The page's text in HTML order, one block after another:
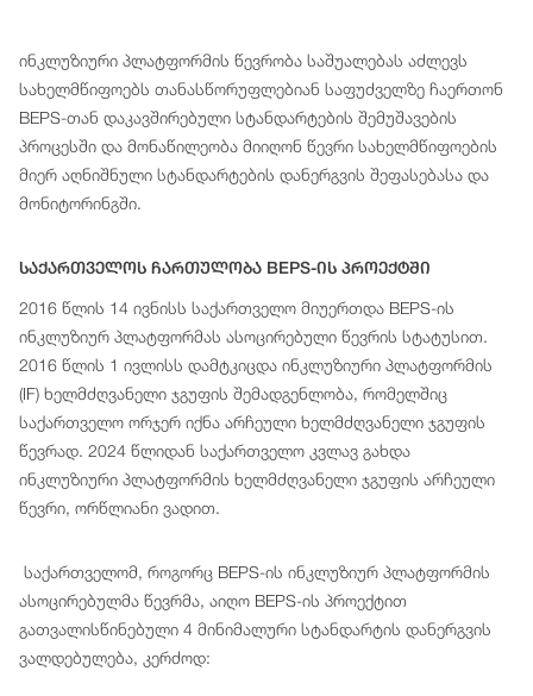
ინკლუზიური პლატფორმის წევრობა საშუალებას აძლევს
სახელმწიფოებს თანასწორუფლებიან საფუძველზე ჩაერთონ
BEPS-თან დაკავშირებული სტანდარტების შემუშავების
პროცესში და მონაწილეობა მიიღონ წევრი სახელმწიფოების
მიერ აღნიშნული სტანდარტების დანერგვის შეფასებასა და
მონიტორინგში.
Საქართველოს Ჩართულობა BEPS-Ის Პროექტში
2016 წლის 14 ივნისს საქართველო მიუერთდა BEPS-ის
ინკლუზიურ პლატფორმას ასოცირებული წევრის სტატუსით.
2016 წლის 1 ივლისს დამტკიცდა ინკლუზიური პლატფორმის
(IF) ხელმძღვანელი ჯგუფის შემადგენლობა, რომელშიც
საქართველო ორჯერ იქნა არჩეული ხელმძღვანელი ჯგუფის
წევრად. 2024 წლიდან საქართველო კვლავ გახდა
ინკლუზიური პლატფორმის ხელმძღვანელი ჯგუფის არჩეული
წევრი, ორწლიანი ვადით.
საქართველომ, როგორც BEPS-ის ინკლუზიურ პლატფორმის
ასოცირებულმა წევრმა, აიღო BEPS-ის პროექტით
გათვალისწინებული 4 მინიმალური სტანდარტის დანერგვის
ვალდებულება, კერძოდ: